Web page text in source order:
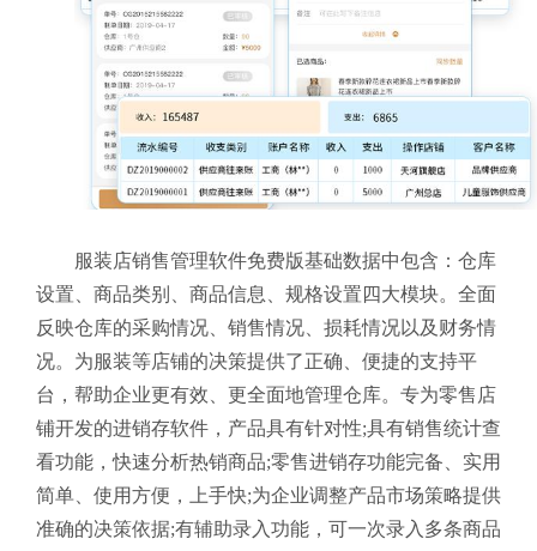
服装店销售管理软件免费版基础数据中包含：仓库
设置、商品类别、商品信息、规格设置四大模块。全面
反映仓库的采购情况、销售情况、损耗情况以及财务情
况。为服装等店铺的决策提供了正确、便捷的支持平
台，帮助企业更有效、更全面地管理仓库。专为零售店
铺开发的进销存软件，产品具有针对性;具有销售统计查
看功能，快速分析热销商品;零售进销存功能完备、实用
简单、使用方便，上手快;为企业调整产品市场策略提供
准确的决策依据;有辅助录入功能，可一次录入多条商品